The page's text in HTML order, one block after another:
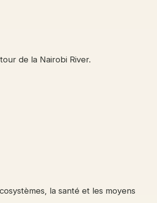
de la Nairobi River.
la santé et les moyens